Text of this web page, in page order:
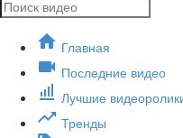
Главная
Последние видео
Лучшие
Тренды